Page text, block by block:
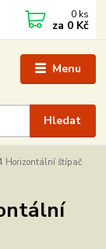
Menu
Hledat
0 ks
za 0 Kč
Horizontální štípač